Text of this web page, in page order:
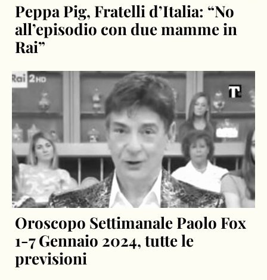
Peppa Pig, Fratelli d’Italia: “No
all’episodio con due mamme in
Rai”
Oroscopo Settimanale Paolo Fox
1-7 Gennaio 2024, tutte le
previsioni